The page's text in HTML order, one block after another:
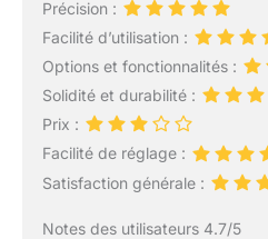
Précision :
Facilité d’utilisation :
Options et fonctionnalités :
Solidité et durabilité :
Prix :
Facilité de réglage :
Satisfaction générale :
Notes des utilisateurs 4.7/5